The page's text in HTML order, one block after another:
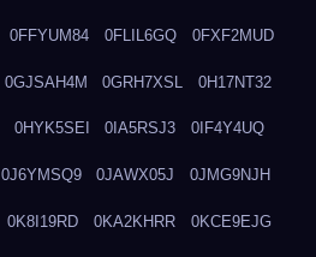
0FFYUM84 0FLIL6GQ 0FXF2MUD
0GJSAH4M 0GRH7XSL 0H17NT32
0HYK5SEI 0IA5RSJ3 0IF4Y4UQ
0J6YMSQ9 0JAWX05J 0JMG9NJH
0K8I19RD 0KA2KHRR 0KCE9EJG